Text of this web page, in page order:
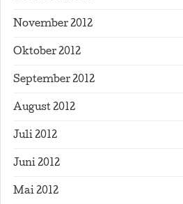
November 2012
Oktober 2012
September 2012
August 2012
Juli 2012
Juni 2012
Mai 2012